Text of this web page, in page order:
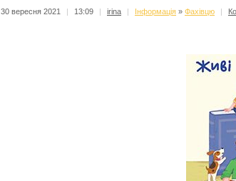
30 вересня 2021 | 13:09 | irina | Iнформацiя » Фахівцю |